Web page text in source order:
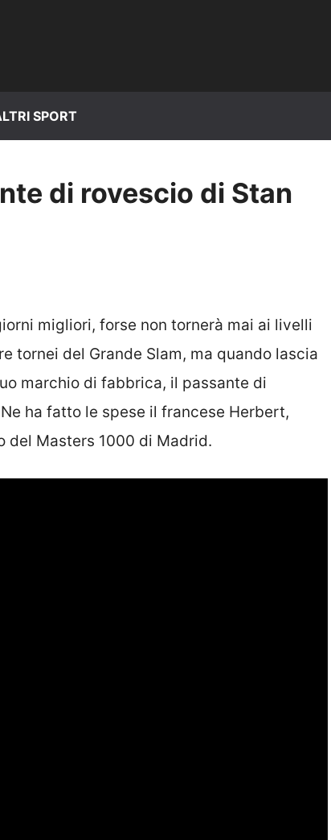
SPORT
di rovescio di Stan
migliori, forse non tornerà mai ai livelli
tornei del Grande Slam, ma quando lascia
marchio di fabbrica, il passante di
ha fatto le spese il francese Herbert,
del Masters 1000 di Madrid.